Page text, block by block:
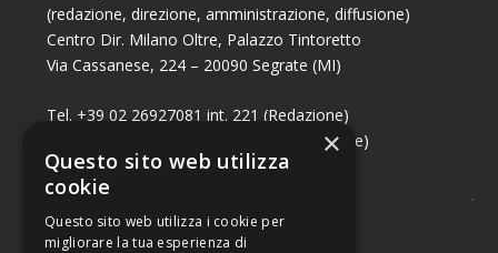
(redazione, direzione, amministrazione, diffusione)
Centro Dir. Milano Oltre, Palazzo Tintoretto
Via Cassanese, 224 – 20090 Segrate (MI)
Tel. +39 02 26927081 int. 221 (Redazione)
Tel. +39 02 26927081 int. 224 (Commerciale)
Fax +39 02 26951006
×
Questo sito web utilizza
cookie
Questo sito web utilizza i cookie per
migliorare la tua esperienza di